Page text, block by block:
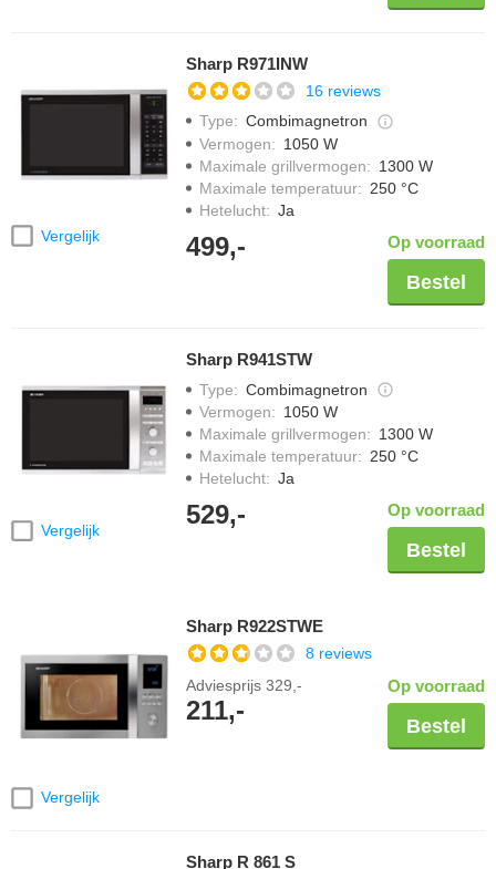
Vergelijk
Sharp R971INW
16 reviews
Type: Combimagnetron
Vermogen: 1050 W
Maximale grillvermogen: 1300 W
Maximale temperatuur: 250 °C
Hetelucht: Ja
499,- Op voorraad
Bestel
Vergelijk
Sharp R941STW
Type: Combimagnetron
Vermogen: 1050 W
Maximale grillvermogen: 1300 W
Maximale temperatuur: 250 °C
Hetelucht: Ja
529,- Op voorraad
Bestel
Vergelijk
Sharp R922STWE
8 reviews
Adviesprijs 329,-
211,-
Op voorraad
Bestel
Sharp R 861 S